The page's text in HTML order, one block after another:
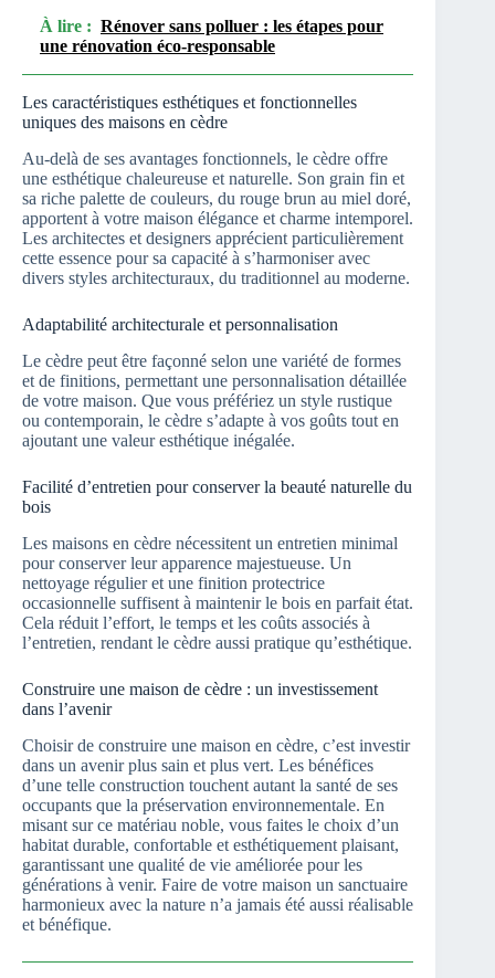
À lire : Rénover sans polluer : les étapes pour
une rénovation éco-responsable
Les caractéristiques esthétiques et fonctionnelles
uniques des maisons en cèdre
Au-delà de ses avantages fonctionnels, le cèdre offre
une esthétique chaleureuse et naturelle. Son grain fin et
sa riche palette de couleurs, du rouge brun au miel doré,
apportent à votre maison élégance et charme intemporel.
Les architectes et designers apprécient particulièrement
cette essence pour sa capacité à s’harmoniser avec
divers styles architecturaux, du traditionnel au moderne.
Adaptabilité architecturale et personnalisation
Le cèdre peut être façonné selon une variété de formes
et de finitions, permettant une personnalisation détaillée
de votre maison. Que vous préfériez un style rustique
ou contemporain, le cèdre s’adapte à vos goûts tout en
ajoutant une valeur esthétique inégalée.
Facilité d’entretien pour conserver la beauté naturelle du
bois
Les maisons en cèdre nécessitent un entretien minimal
pour conserver leur apparence majestueuse. Un
nettoyage régulier et une finition protectrice
occasionnelle suffisent à maintenir le bois en parfait état.
Cela réduit l’effort, le temps et les coûts associés à
l’entretien, rendant le cèdre aussi pratique qu’esthétique.
Construire une maison de cèdre : un investissement
dans l’avenir
Choisir de construire une maison en cèdre, c’est investir
dans un avenir plus sain et plus vert. Les bénéfices
d’une telle construction touchent autant la santé de ses
occupants que la préservation environnementale. En
misant sur ce matériau noble, vous faites le choix d’un
habitat durable, confortable et esthétiquement plaisant,
garantissant une qualité de vie améliorée pour les
générations à venir. Faire de votre maison un sanctuaire
harmonieux avec la nature n’a jamais été aussi réalisable
et bénéfique.